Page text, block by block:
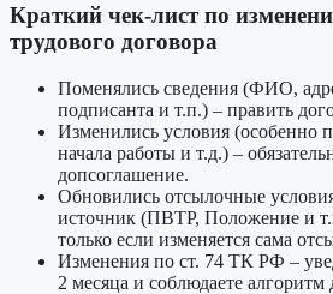
Краткий чек-лист по
трудового договора
Поменялись сведения (ФИО,
подписанта и т.п.) – править
Изменились условия (особенно
начала работы и т.д.) –
допсоглашение.
Обновились отсылочные
источник (ПВТР, Положение и
только если изменяется сама
Изменения по ст. 74 ТК РФ –
2 месяца и соблюдаете алгоритм